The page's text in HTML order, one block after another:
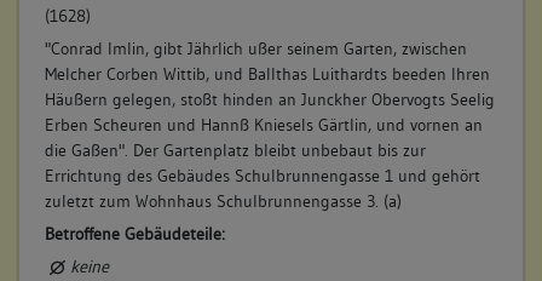
(1628)
"Conrad Imlin, gibt Jährlich ußer seinem Garten, zwischen
Melcher Corben Wittib, und Ballthas Luithardts beeden Ihren
Häußern gelegen, stoßt hinden an Junckher Obervogts Seelig
Erben Scheuren und Hannß Kniesels Gärtlin, und vornen an
die Gaßen". Der Gartenplatz bleibt unbebaut bis zur
Errichtung des Gebäudes Schulbrunnengasse 1 und gehört
zuletzt zum Wohnhaus Schulbrunnengasse 3. (a)
Betroffene Gebäudeteile:
keine